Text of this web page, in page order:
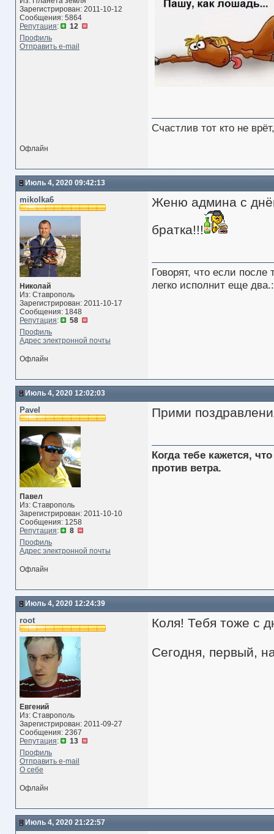
Зарегистрирован: 2011-10-12
Сообщения: 5864
Репутация:
12
Профиль
Отправить e-mail
Счастлив тот кто не
Офлайн
Июль 4, 2020 09:42:13
mikolka6
Николай
Из: Ставрополь
Зарегистрирован: 2011-10-17
Сообщения: 1848
Репутация:
58
Профиль
Адрес электронной почты
Женю админа с
братка!!!
Говорят, что если
легко исполнит еще
Офлайн
Июль 4, 2020 12:02:03
Pavel
Павел
Из: Ставрополь
Зарегистрирован: 2011-10-10
Сообщения: 1258
Репутация:
8
Профиль
Адрес электронной почты
Прими
Когда тебе кажется,
против ветра.
Офлайн
Июль 4, 2020 12:24:39
root
Евгений
Из: Ставрополь
Зарегистрирован: 2011-09-27
Сообщения: 2367
Репутация:
13
Профиль
Отправить e-mail
О себе
Коля! Тебя тоже с
Сегодня, первый,
Офлайн
Июль 4, 2020 21:22:57